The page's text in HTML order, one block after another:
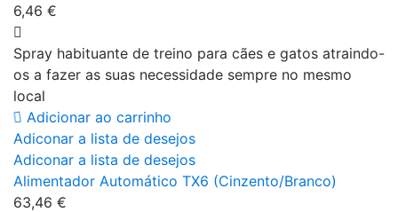
6,46 €
Spray habituante de treino para cães e gatos atraindo-
os a fazer as suas necessidade sempre no mesmo
local
Adicionar ao carrinho
Adiconar a lista de desejos
Adiconar a lista de desejos
Alimentador Automático TX6 (Cinzento/Branco)
63,46 €